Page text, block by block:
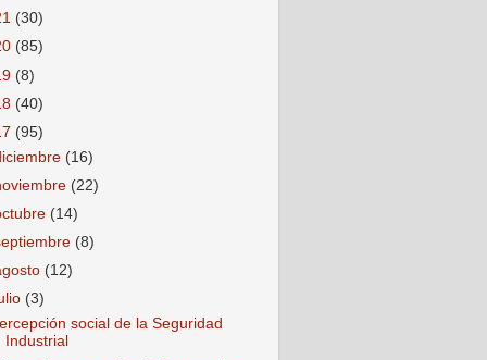
(30)
(85)
(8)
(40)
(95)
(16)
(22)
(14)
(8)
(12)
(3)
social de la Seguridad
Industrial